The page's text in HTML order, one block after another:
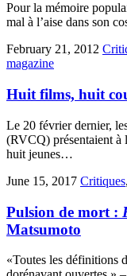
Pour la mémoire
mal à l’aise dans son
February 21, 2012
magazine
Huit films, huit
Le 20 février dernier,
(RVCQ) présentaient à
huit jeunes…
June 15, 2017 Critiques,
Pulsion de mort :
Matsumoto
«Toutes les définitions